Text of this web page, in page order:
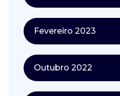
Fevereiro 2023
Outubro 2022